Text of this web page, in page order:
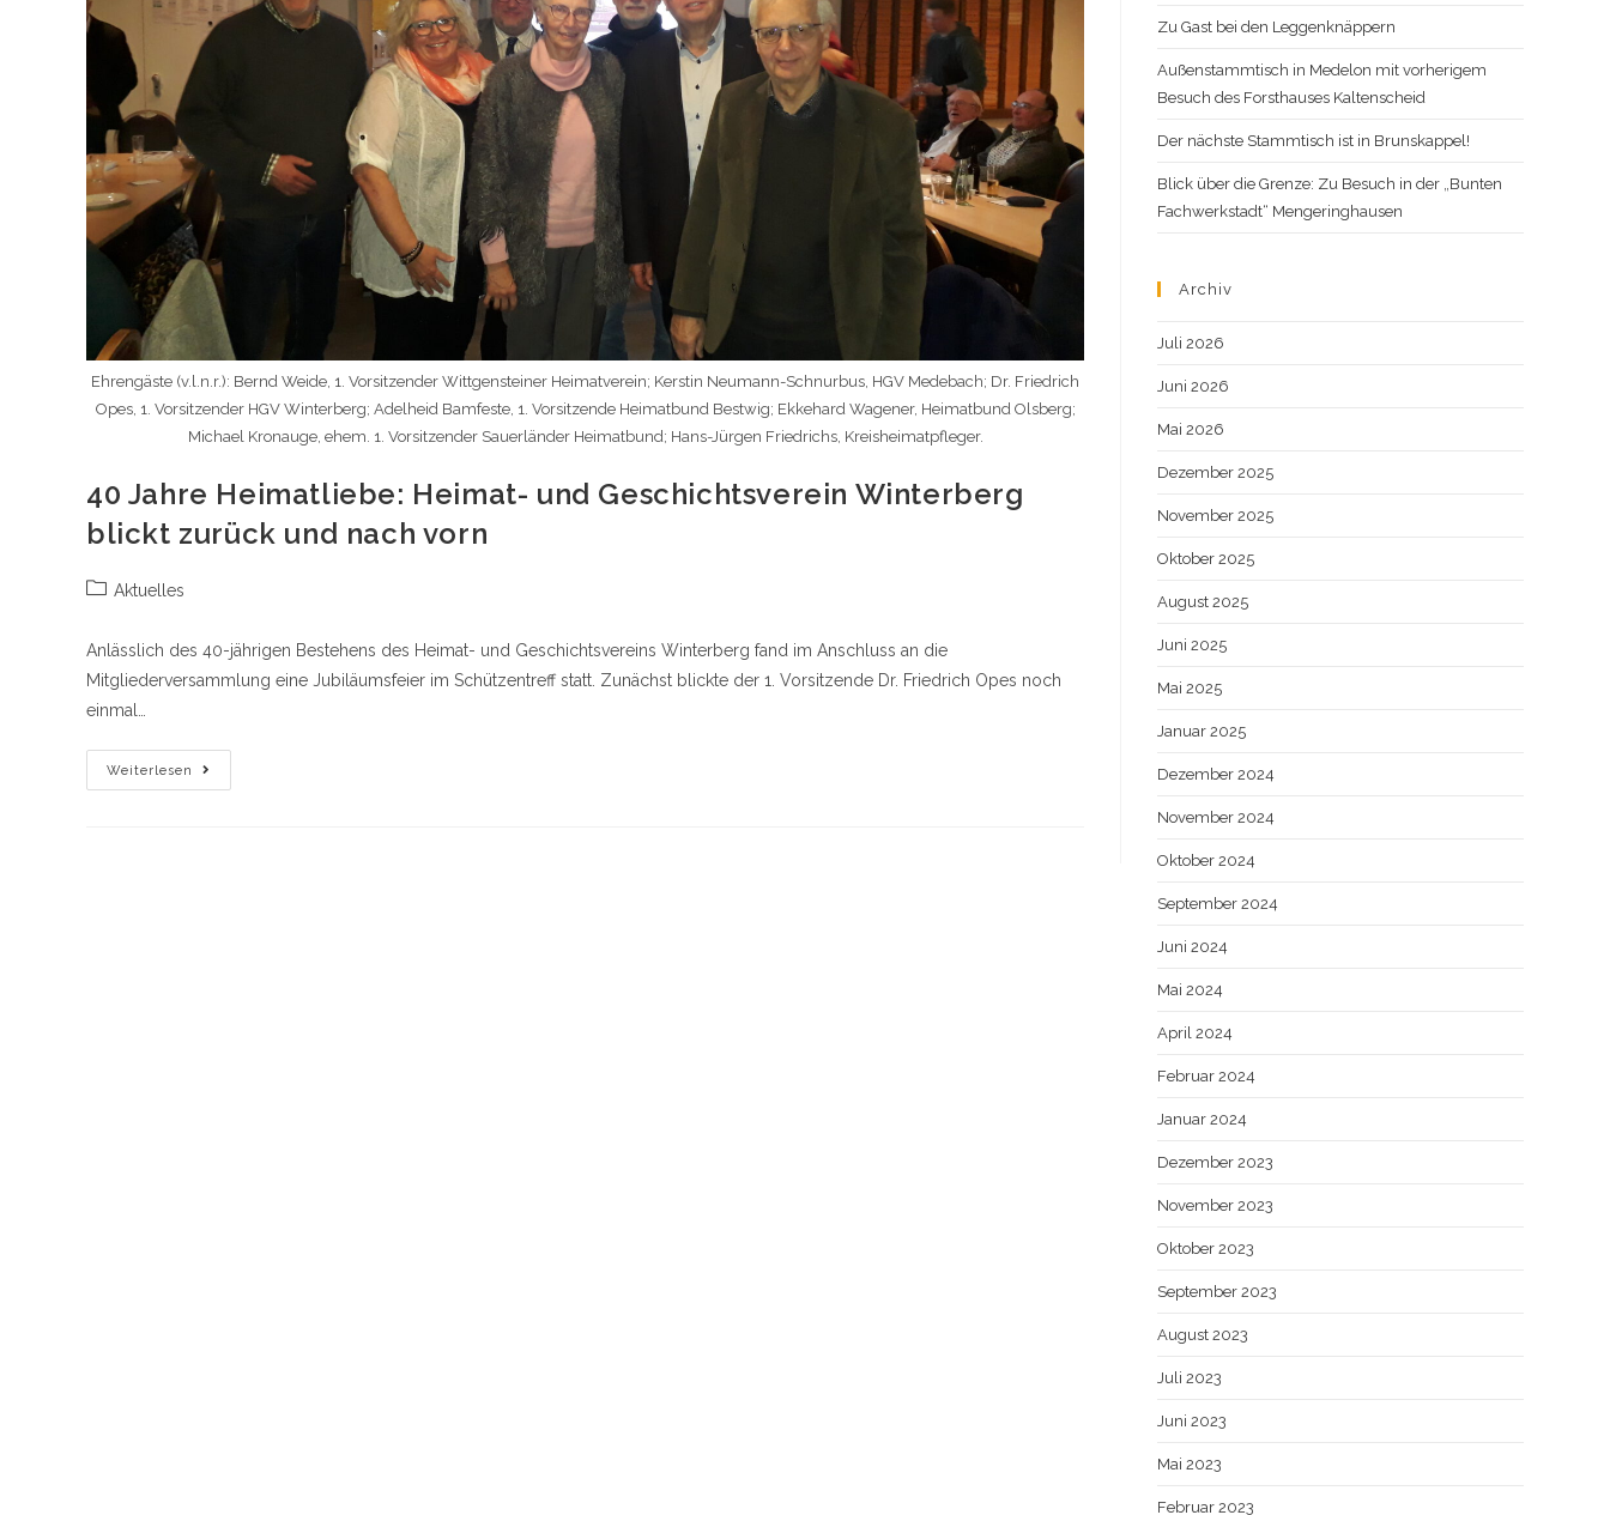
Ehrengäste (v.l.n.r.): Bernd Weide, 1. Vorsitzender Wittgensteiner Heimatverein; Kerstin Neumann-Schnurbus, HGV Medebach; Dr. Friedrich
Opes, 1. Vorsitzender HGV Winterberg; Adelheid Bamfeste, 1. Vorsitzende Heimatbund Bestwig; Ekkehard Wagener, Heimatbund Olsberg;
Michael Kronauge, ehem. 1. Vorsitzender Sauerländer Heimatbund; Hans-Jürgen Friedrichs, Kreisheimatpfleger.
40 Jahre Heimatliebe: Heimat- und Geschichtsverein Winterberg
blickt zurück und nach vorn
Beitrags-
Aktuelles
Anlässlich des 40-jährigen Bestehens des Heimat- und Geschichtsvereins Winterberg fand im Anschluss an die
Mitgliederversammlung eine Jubiläumsfeier im Schützentreff statt. Zunächst blickte der 1. Vorsitzende Dr. Friedrich Opes noch
einmal…
Weiterlesen
40
Jahre
Zu Gast bei den Leggenknäppern
Außenstammtisch in Medelon mit vorherigem
Besuch des Forsthauses Kaltenscheid
Der nächste Stammtisch ist in Brunskappel!
Blick über die Grenze: Zu Besuch in der „Bunten
Fachwerkstadt“ Mengeringhausen
Archiv
Juli 2026
Juni 2026
Mai 2026
Dezember 2025
November 2025
Oktober 2025
August 2025
Juni 2025
Mai 2025
Januar 2025
Dezember 2024
November 2024
Oktober 2024
September 2024
Juni 2024
Mai 2024
April 2024
Februar 2024
Januar 2024
Dezember 2023
November 2023
Oktober 2023
September 2023
August 2023
Juli 2023
Juni 2023
Mai 2023
Februar 2023